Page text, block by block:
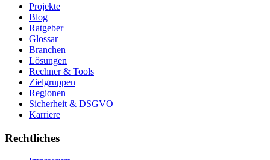
Projekte
Blog
Ratgeber
Glossar
Branchen
Lösungen
Rechner & Tools
Zielgruppen
Regionen
Sicherheit & DSGVO
Karriere
Rechtliches